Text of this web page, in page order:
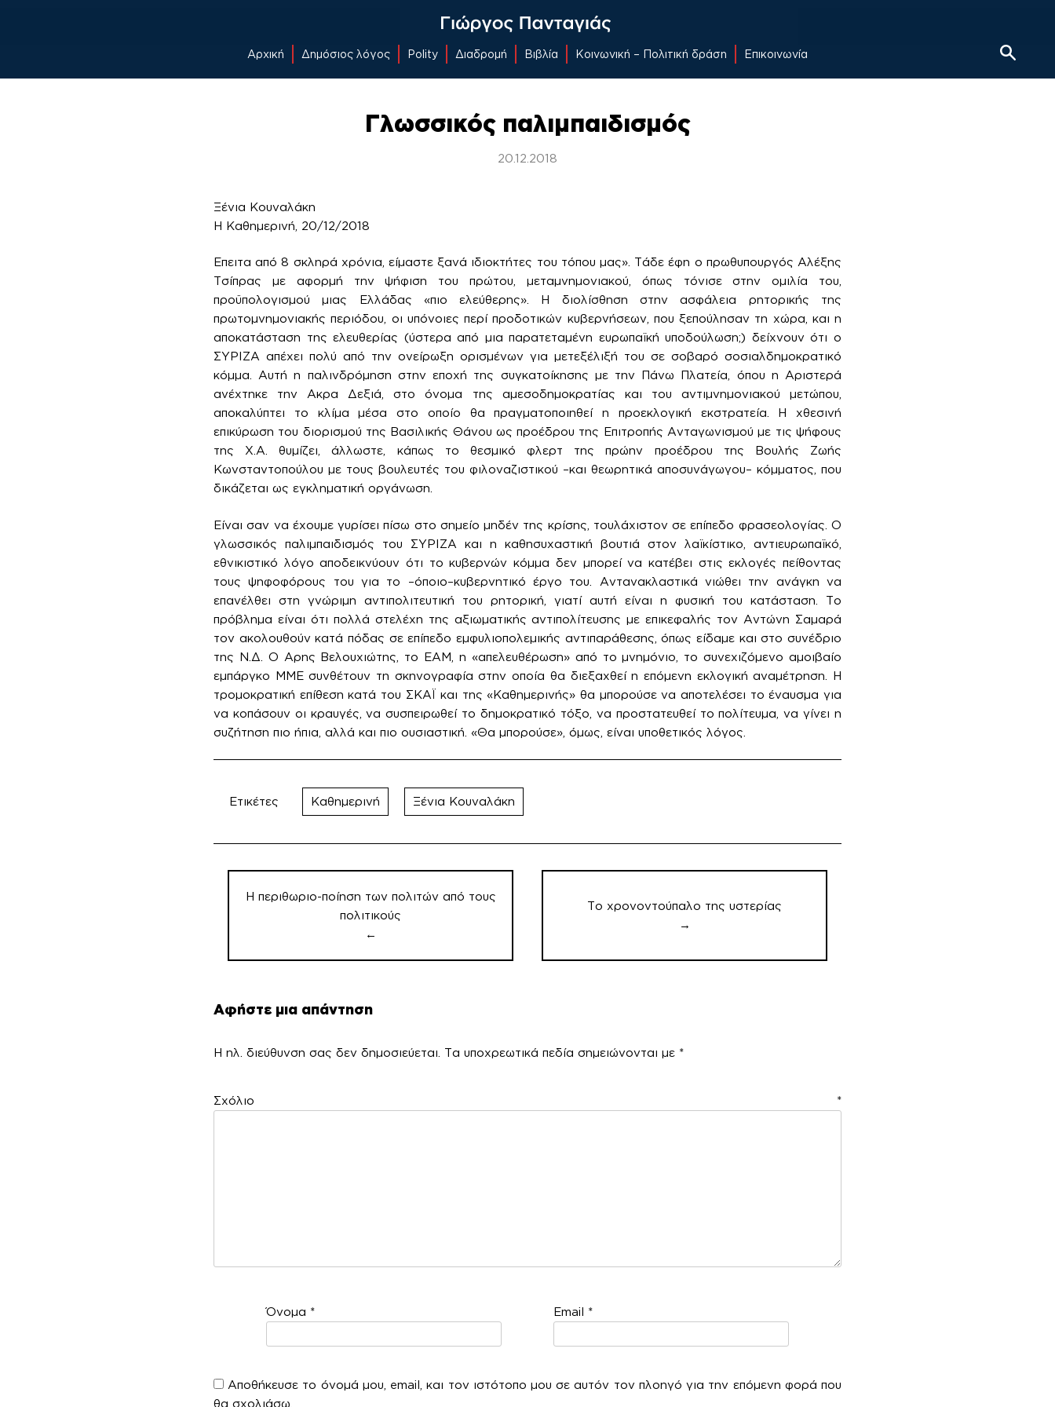
Αρχική Δημόσιος λόγος Polity Διαδρομή Βιβλία Κοινωνική – Πολιτική δράση Επικοινωνία
Γλωσσικός παλιμπαιδισμός
20.12.2018
Ξένια Κουναλάκη
Η Καθημερινή, 20/12/2018
​​Επειτα από 8 σκληρά χρόνια, είμαστε ξανά ιδιοκτήτες του τόπου μας». Τάδε έφη ο πρωθυπουργός Αλέξης
Τσίπρας με αφορμή την ψήφιση του πρώτου, μεταμνημονιακού, όπως τόνισε στην ομιλία του,
προϋπολογισμού μιας Ελλάδας «πιο ελεύθερης». Η διολίσθηση στην ασφάλεια ρητορικής της
πρωτομνημονιακής περιόδου, οι υπόνοιες περί προδοτικών κυβερνήσεων, που ξεπούλησαν τη χώρα, και η
αποκατάσταση της ελευθερίας (ύστερα από μια παρατεταμένη ευρωπαϊκή υποδούλωση;) δείχνουν ότι ο
ΣΥΡΙΖΑ απέχει πολύ από την ονείρωξη ορισμένων για μετεξέλιξή του σε σοβαρό σοσιαλδημοκρατικό
κόμμα. Αυτή η παλινδρόμηση στην εποχή της συγκατοίκησης με την Πάνω Πλατεία, όπου η Αριστερά
ανέχτηκε την Ακρα Δεξιά, στο όνομα της αμεσοδημοκρατίας και του αντιμνημονιακού μετώπου,
αποκαλύπτει το κλίμα μέσα στο οποίο θα πραγματοποιηθεί η προεκλογική εκστρατεία. Η χθεσινή
επικύρωση του διορισμού της Βασιλικής Θάνου ως προέδρου της Επιτροπής Ανταγωνισμού με τις ψήφους
της Χ.Α. θυμίζει, άλλωστε, κάπως το θεσμικό φλερτ της πρώην προέδρου της Βουλής Ζωής
Κωνσταντοπούλου με τους βουλευτές του φιλοναζιστικού –και θεωρητικά αποσυνάγωγου– κόμματος, που
δικάζεται ως εγκληματική οργάνωση.
Είναι σαν να έχουμε γυρίσει πίσω στο σημείο μηδέν της κρίσης, τουλάχιστον σε επίπεδο φρασεολογίας. Ο
γλωσσικός παλιμπαιδισμός του ΣΥΡΙΖΑ και η καθησυχαστική βουτιά στον λαϊκίστικο, αντιευρωπαϊκό,
εθνικιστικό λόγο αποδεικνύουν ότι το κυβερνών κόμμα δεν μπορεί να κατέβει στις εκλογές πείθοντας
τους ψηφοφόρους του για το –όποιο–κυβερνητικό έργο του. Αντανακλαστικά νιώθει την ανάγκη να
επανέλθει στη γνώριμη αντιπολιτευτική του ρητορική, γιατί αυτή είναι η φυσική του κατάσταση. Το
πρόβλημα είναι ότι πολλά στελέχη της αξιωματικής αντιπολίτευσης με επικεφαλής τον Αντώνη Σαμαρά
τον ακολουθούν κατά πόδας σε επίπεδο εμφυλιοπολεμικής αντιπαράθεσης, όπως είδαμε και στο συνέδριο
της Ν.Δ. Ο Αρης Βελουχιώτης, το ΕΑΜ, η «απελευθέρωση» από το μνημόνιο, το συνεχιζόμενο αμοιβαίο
εμπάργκο ΜΜΕ συνθέτουν τη σκηνογραφία στην οποία θα διεξαχθεί η επόμενη εκλογική αναμέτρηση. Η
τρομοκρατική επίθεση κατά του ΣΚΑΪ και της «Καθημερινής» θα μπορούσε να αποτελέσει το έναυσμα για
να κοπάσουν οι κραυγές, να συσπειρωθεί το δημοκρατικό τόξο, να προστατευθεί το πολίτευμα, να γίνει η
συζήτηση πιο ήπια, αλλά και πιο ουσιαστική. «Θα μπορούσε», όμως, είναι υποθετικός λόγος.
Ετικέτες Καθημερινή Ξένια Κουναλάκη
Πλοήγηση
άρθρων
Η περιθωριο-ποίηση των πολιτών από τους
πολιτικούς
←
Το χρονοντούπαλο της υστερίας
→
Αφήστε μια απάντηση
Η ηλ. διεύθυνση σας δεν δημοσιεύεται. Τα υποχρεωτικά πεδία σημειώνονται με *
Σχόλιο *
Όνομα * Email *
Αποθήκευσε το όνομά μου, email, και τον ιστότοπο μου σε αυτόν τον πλοηγό για την επόμενη φορά που
θα σχολιάσω.